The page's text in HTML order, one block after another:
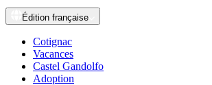
Édition française
Cotignac
Vacances
Castel Gandolfo
Adoption